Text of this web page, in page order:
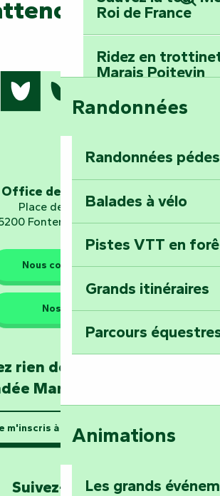
Roi de France
Ridez en
Marais Poitevin
Embarquez pour
Explorez
d’orientation «
Les gardiens de la nature
Se la couler
barque dans le
Explorez la
Randonnées
Randonnées
Balades à vélo
Pistes VTT en
Grands itinéraires
Parcours
Animations
Les grands
dans les plus beaux coins
nature à Fontenay-le-Comte
Office de tourisme
Place de Verdun
Fontenay-le-Comte
Nous contacter
Nos QG
rien de l'actualité en
Marais Poitevin
m'inscris à la newsletter
Suivez-nous !